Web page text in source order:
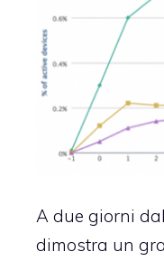
A due giorni
dimostra un